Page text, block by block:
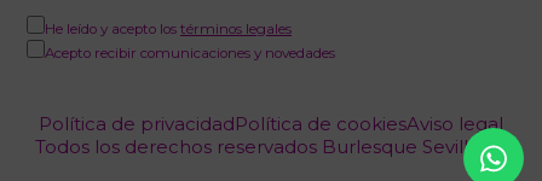
He leído y acepto los términos legales
Acepto recibir comunicaciones y novedades
Todos los derechos reservados Burlesque Sevilla (c)
Política de privacidadPolítica de cookiesAviso legal